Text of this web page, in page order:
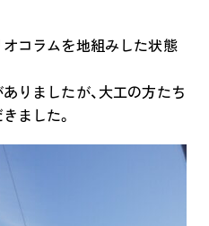
コラムを地組みした状態
りましたが、大工の方たち
ました。